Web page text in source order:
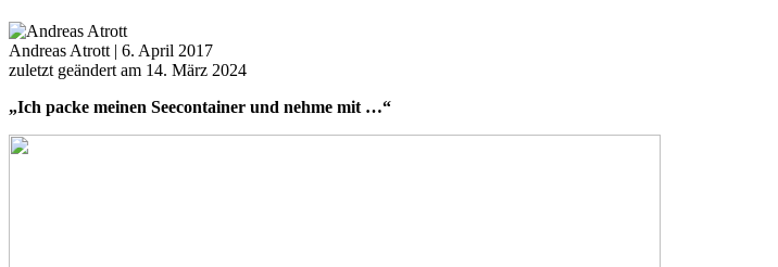
Andreas Atrott | 6. April 2017
zuletzt geändert am 14. März 2024
„Ich packe meinen Seecontainer und nehme mit …“